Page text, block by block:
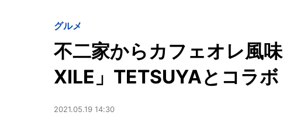
グルメ
不二家からカフェオレ風
XILE」TETSUYAとコラボ
2021.05.19 14:30